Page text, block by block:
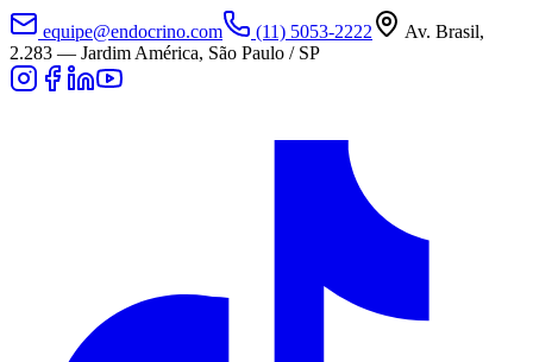
equipe@endocrino.com (11) 5053-2222
Av. Brasil,
2.283 — Jardim América, São Paulo / SP